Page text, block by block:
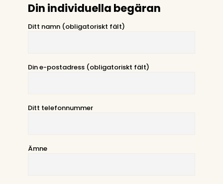
Din individuella begäran
Ditt namn (obligatoriskt fält)
Din e-postadress (obligatoriskt fält)
Ditt telefonnummer
Ämne